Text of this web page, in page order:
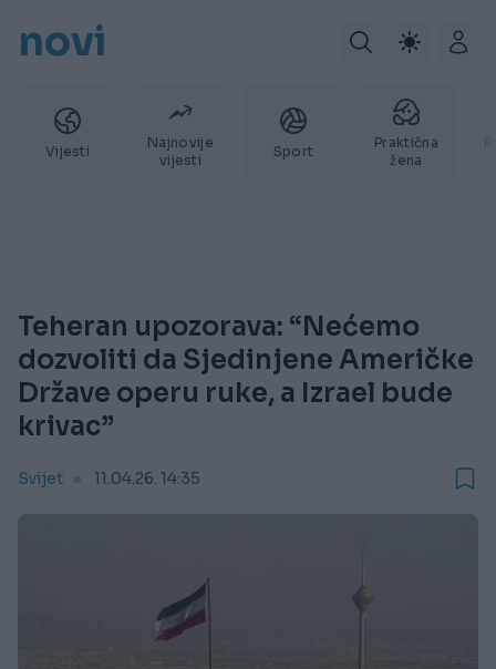
novi
Vijesti
Najnovije
vijesti
Sport
Praktična
žena
Teheran upozorava: “Nećemo
dozvoliti da Sjedinjene Američke
Države operu ruke, a Izrael bude
krivac”
Svijet 11.04.26. 14:35